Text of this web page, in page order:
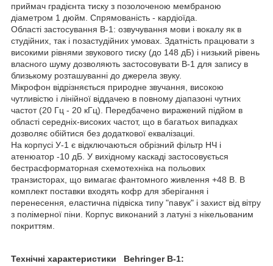
приймач градієнта тиску з позолоченою мембраною
діаметром 1 дюйм. Спрямованість - кардіоїда.
Області застосування В-1: озвучування мови і вокалу як в
студійних, так і позастудійних умовах. Здатність працювати з
високими рівнями звукового тиску (до 148 дБ) і низький рівень
власного шуму дозволяють застосовувати В-1 для запису в
близькому розташуванні до джерела звуку.
Мікрофон відрізняється природне звучання, високою
чутливістю і лінійної віддачею в повному діапазоні чутних
частот (20 Гц - 20 кГц). Передбачено виражений підйом в
області середніх-високих частот, що в багатьох випадках
дозволяє обійтися без додаткової еквалізациі.
На корпусі У-1 є відключаються обрізний фільтр НЧ і
атенюатор -10 дБ. У вихідному каскаді застосовується
бестрасформаторная схемотехніка на польових
транзисторах, що вимагає фантомного живлення +48 В. В
комплект поставки входять кофр для зберігання і
перенесення, еластична підвіска типу "павук" і захист від вітру
з полімерної піни. Корпус виконаний з латуні з нікельованим
покриттям.
Технічні характеристики
Behringer B-1: